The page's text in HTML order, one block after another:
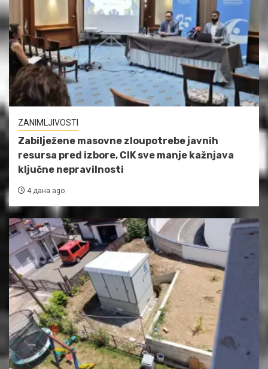
ZANIMLJIVOSTI
Zabilježene masovne zloupotrebe javnih
resursa pred izbore, CIK sve manje kažnjava
ključne nepravilnosti
4 дана ago